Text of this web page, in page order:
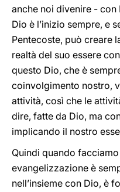
anche noi divenire -
Dio è l’inizio sempre, e
Pentecoste, può creare
realtà del suo essere
questo Dio, che è
coinvolgimento nostro,
attività, così che le
dire, fatte da Dio, ma
implicando il nostro
Quindi quando
evangelizzazione è
nell’insieme con Dio, è